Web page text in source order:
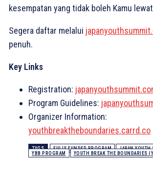
kesempatan yang tidak boleh Kamu
Segera daftar melalui
penuh.
Key Links
Registration:
Program Guidelines:
Organizer Information:
youthbreaktheboundaries.carrd.co
TAGS FULLY FUNDED PROGRAM JAPAN
YBB PROGRAM
YOUTH BREAK THE BOUNDARIES